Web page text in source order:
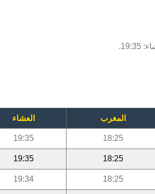
المغرب العشاء
18:25
19:35
18:25
19:35
18:25
19:34